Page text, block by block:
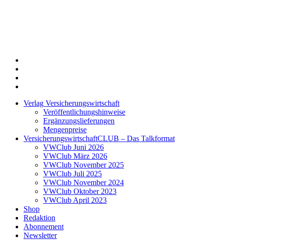
Verlag Versicherungswirtschaft
Veröffentlichungshinweise
Ergänzungslieferungen
Mengenpreise
VersicherungswirtschaftCLUB – Das Talkformat
VWClub Juni 2026
VWClub März 2026
VWClub November 2025
VWClub Juli 2025
VWClub November 2024
VWClub Oktober 2023
VWClub April 2023
Shop
Redaktion
Abonnement
Newsletter